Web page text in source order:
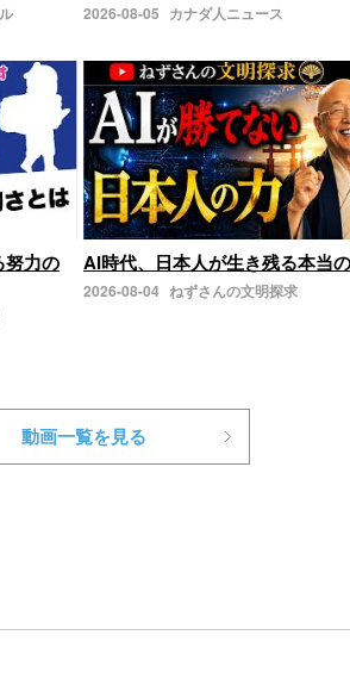
2026-08-05 カナダ人ニュース
努力の
AI時代、日本人が生き残る本当
2026-08-04 ねずさんの文明探求
動画一覧を見る